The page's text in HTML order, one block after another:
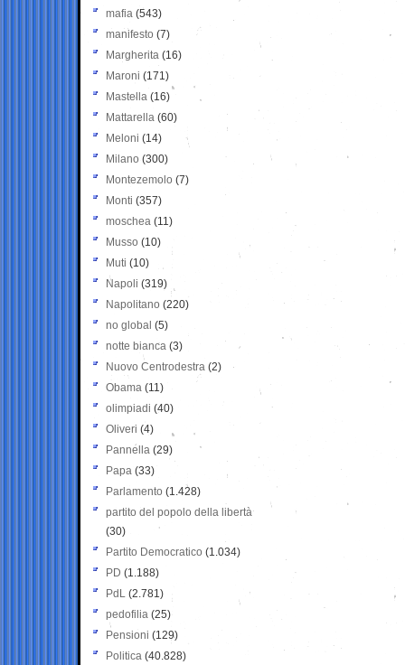
mafia (543)
manifesto (7)
Margherita (16)
Maroni (171)
Mastella (16)
Mattarella (60)
Meloni (14)
Milano (300)
Montezemolo (7)
Monti (357)
moschea (11)
Musso (10)
Muti (10)
Napoli (319)
Napolitano (220)
no global (5)
notte bianca (3)
Nuovo Centrodestra (2)
Obama (11)
olimpiadi (40)
Oliveri (4)
Pannella (29)
Papa (33)
Parlamento (1.428)
partito del popolo della libertà
(30)
Partito Democratico (1.034)
PD (1.188)
PdL (2.781)
pedofilia (25)
Pensioni (129)
Politica (40.828)